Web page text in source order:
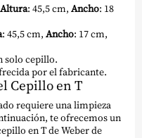
Altura: 45,5 cm, Ancho: 18
: 45,5 cm, Ancho: 17 cm,
solo cepillo.
por el fabricante.
Cepillo en T
requiere una limpieza
te ofrecemos un
en T de Weber de